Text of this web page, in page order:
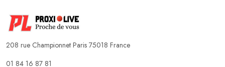
208 rue Championnet Paris 75018 France
01 84 16 87 81